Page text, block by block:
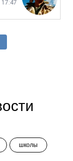
17:47
школы